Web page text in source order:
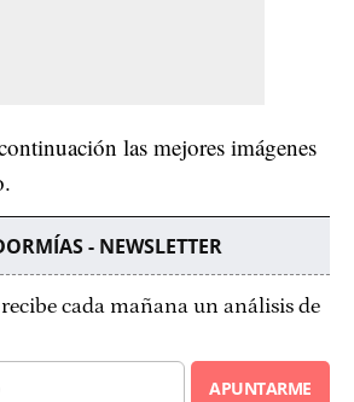
las mejores imágenes
- NEWSLETTER
cada mañana un análisis de
APUNTARME